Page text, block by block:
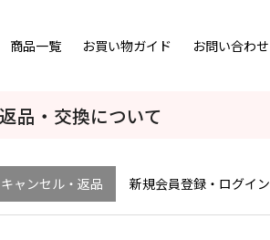
商品一覧 お買い物ガイド お問い合わせ
品・交換について
キャンセル・返品 新規会員登録・ログイン